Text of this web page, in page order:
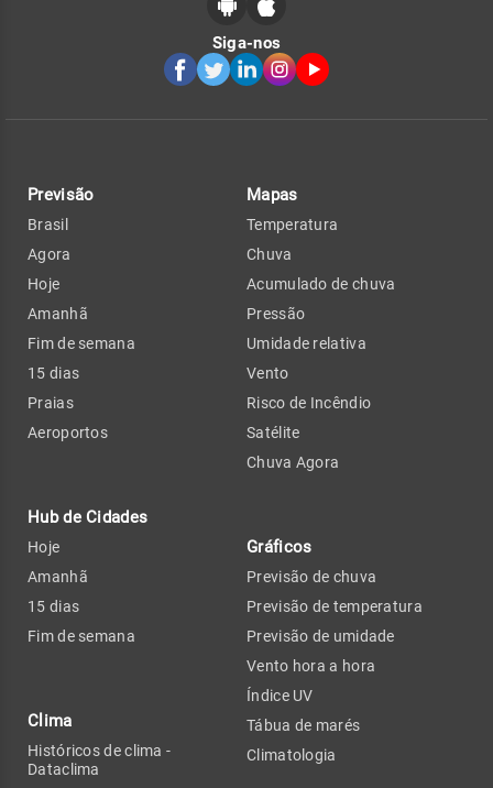
Siga-nos
Previsão
Brasil
Agora
Hoje
Amanhã
Fim de semana
15 dias
Praias
Aeroportos
Hub de Cidades
Hoje
Amanhã
15 dias
Fim de semana
Clima
Históricos de clima -
Dataclima
Mapas
Temperatura
Chuva
Acumulado de chuva
Pressão
Umidade relativa
Vento
Risco de Incêndio
Satélite
Chuva Agora
Gráficos
Previsão de chuva
Previsão de temperatura
Previsão de umidade
Vento hora a hora
Índice UV
Tábua de marés
Climatologia